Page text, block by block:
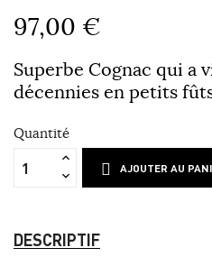
97,00 €
Superbe Cognac qui a
décennies en petits
Quantité
AJOUTER AU
DESCRIPTIF